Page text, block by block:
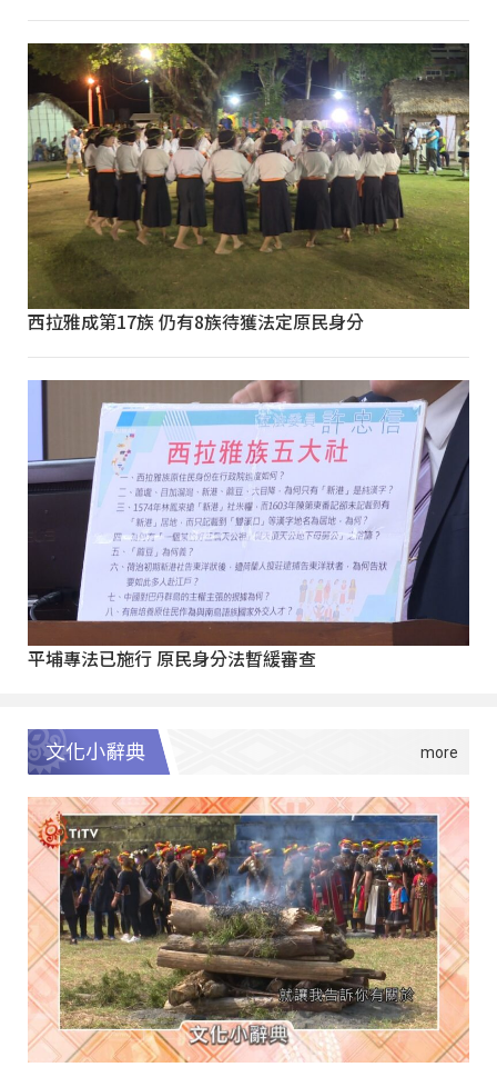
西拉雅成第17族 仍有8族待獲法定原民身分
平埔專法已施行 原民身分法暫緩審查
文化小辭典